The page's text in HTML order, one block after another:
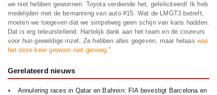
we niet hebben gewonnen. Toyota verdiende het, gefeliciteerd! Ik heb
medelijden met de bemanning van auto #15. Wat de LMGT3 betreft,
moeten we toegeven dat we simpelweg geen schijn van kans hadden.
Dat is erg teleurstellend. Hartelijk dank aan het team en de coureurs
voor hun geweldige inzet. Ze hebben alles gegeven, maar helaas was
het deze keer gewoon niet genoeg.”
Gerelateerd nieuws
Annulering races in Qatar en Bahrein: FIA bevestigt Barcelona en